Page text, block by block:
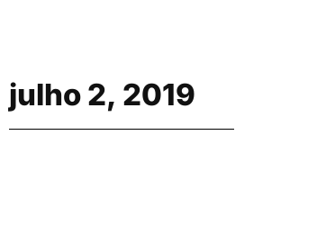
julho 2, 2019